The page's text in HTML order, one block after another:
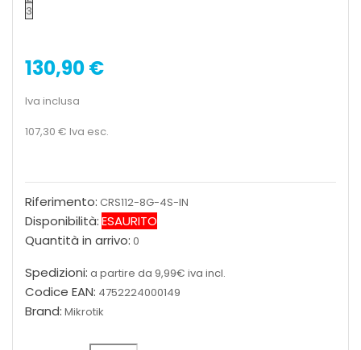
3
130,90 €
Iva inclusa
107,30 € Iva esc.
Riferimento: CRS112-8G-4S-IN
Disponibilità:ESAURITO
Quantità in arrivo: 0
Spedizioni: a partire da 9,99€ iva incl.
Codice EAN: 4752224000149
Brand: Mikrotik